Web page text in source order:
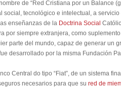
de “Red Cristiana por un Balance
social, tecnológico e intelectual, a
enseñanzas de la Doctrina Social
por siempre extranjera, como
parte del mundo, capaz de generar un
desarrollado por la misma Fundación
Central do tipo “Fiat”, de un sistema
necesarios para que su red de